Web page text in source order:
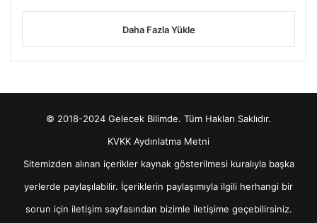
Daha Fazla Yükle
© 2018-2024 Gelecek Bilimde. Tüm Hakları Saklıdır.
KVKK Aydınlatma Metni
Sitemizden alınan içerikler kaynak gösterilmesi kuralıyla başka
yerlerde paylaşılabilir. İçeriklerin paylaşımıyla ilgili herhangi bir
sorun için iletişimsayfasından bizimle iletişime geçebilirsiniz.